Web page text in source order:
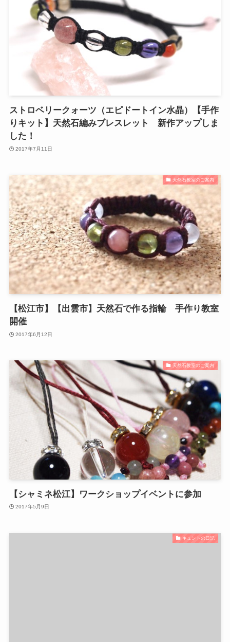
ストロベリークォーツ（エピドートイン水晶）【手作
りキット】天然石編みブレスレット 新作アップしま
した！
2017年7月11日
天然石教室のご案内
【松江市】【出雲市】天然石で作る指輪 手作り教室
開催
2017年6月12日
天然石教室のご案内
【シャミネ松江】ワークショップイベントに参加
2017年5月9日
キュントの日記